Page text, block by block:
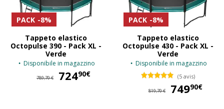
PACK -8%
Tappeto elastico
Octopulse 390 - Pack XL -
Verde
Disponibile in magazzino
789,70 € 72490€
PACK -8%
Tappeto elastico
Octopulse 430 - Pack XL -
Verde
Disponibile in magazzino
(5 avis)
819,70 € 74990€